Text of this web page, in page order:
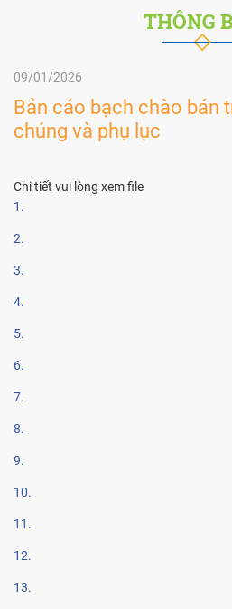
THÔNG
09/01/2026
Bản cáo bạch chào bán
chúng và phụ lục
Chi tiết vui lòng xem file
1.
2.
3.
4.
5.
6.
7.
8.
9.
10.
11.
12.
13.